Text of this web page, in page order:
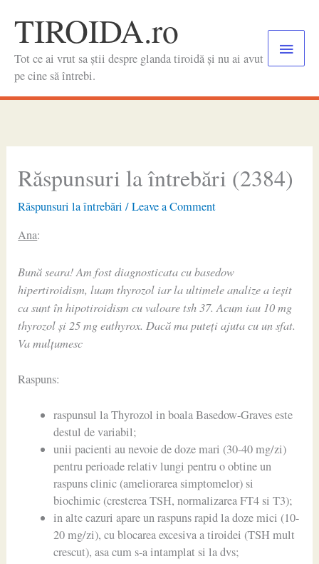
contentTIROIDA.ro
Tot ce ai vrut sa știi despre glanda tiroidă și nu ai avut
pe cine să întrebi.
Main
Răspunsuri la întrebări (2384)
Răspunsuri la întrebări /Leave a Comment
Ana:
Bună seara! Am fost diagnosticata cu basedow
hipertiroidism, luam thyrozol iar la ultimele analize a ieșit
ca sunt în hipotiroidism cu valoare tsh 37. Acum iau 10 mg
thyrozol și 25 mg euthyrox. Dacă ma puteți ajuta cu un sfat.
Va mulțumesc
Raspuns:
raspunsul la Thyrozol in boala Basedow-Graves este
destul de variabil;
unii pacienti au nevoie de doze mari (30-40 mg/zi)
pentru perioade relativ lungi pentru o obtine un
raspuns clinic (ameliorarea simptomelor) si
biochimic (cresterea TSH, normalizarea FT4 si T3);
in alte cazuri apare un raspuns rapid la doze mici (10-
20 mg/zi), cu blocarea excesiva a tiroidei (TSH mult
crescut), asa cum s-a intamplat si la dvs;